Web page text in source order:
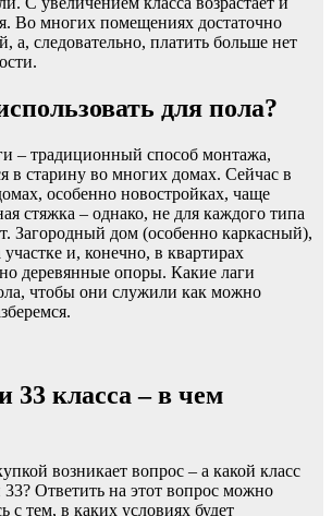
Во многих помещениях достаточно
а, следовательно, платить больше нет
для пола?
– традиционный способ монтажа,
в старину во многих домах. Сейчас в
особенно новостройках, чаще
стяжка – однако, не для каждого типа
Загородный дом (особенно каркасный),
и, конечно, в квартирах
деревянные опоры. Какие лаги
чтобы они служили как можно
33 класса – в чем
возникает вопрос – а какой класс
Ответить на этот вопрос можно
с тем, в каких условиях будет